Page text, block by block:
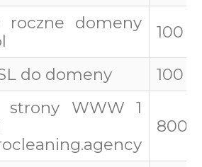
roczne domeny
100
do domeny
100
strony WWW 1
800